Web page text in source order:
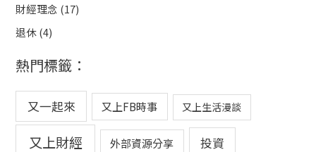
財經理念 (17)
退休(4)
熱門標籤：
又一起來 又上FB時事 又上生活漫談
又上財經 外部資源分享 投資